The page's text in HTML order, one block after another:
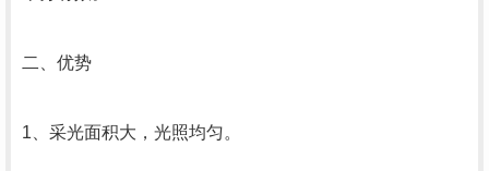
二、优势
1、采光面积大，光照均匀。